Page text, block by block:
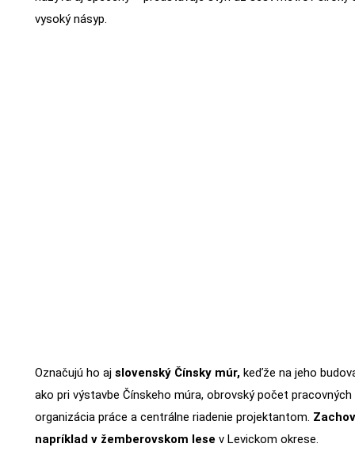
vysoký násyp.
Označujú ho aj slovenský Čínsky múr,keďže na jeho
ako pri výstavbe Čínskeho múra, obrovský počet pracovných
organizácia práce a centrálne riadenie projektantom.
napríklad v žemberovskom lese v Levickom okrese.